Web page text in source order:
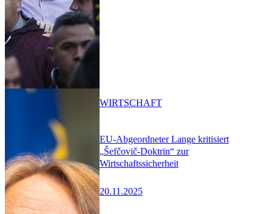
EU-Abgeordneter Lange kritisiert
„Šefčovič-Doktrin“ zur
Wirtschaftssicherheit
20.11.2025
WIRTSCHAFT